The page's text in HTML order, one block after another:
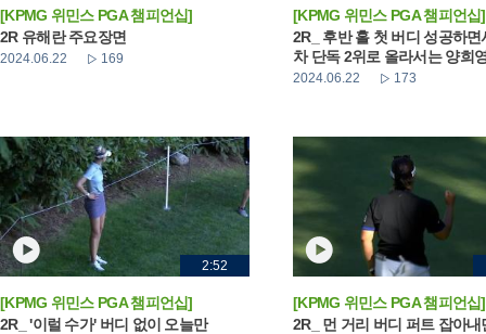
[KPMG 위민스 PGA 챔피언십]
2R 유해란 주요장면
2024.06.22 169
[KPMG 위민스 PGA 챔피언십]
2R_ 후반 홀 첫 버디 성공하면
차 단독 2위로 올라서는 양희
2024.06.22 173
2:52
[KPMG 위민스 PGA 챔피언십]
2R_ '이럴 수가' 버디 없이 오늘만
[KPMG 위민스 PGA 챔피언십]
2R_ 먼 거리 버디 퍼트 잡아내